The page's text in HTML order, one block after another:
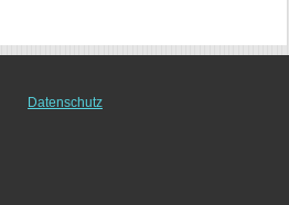
Datenschutz